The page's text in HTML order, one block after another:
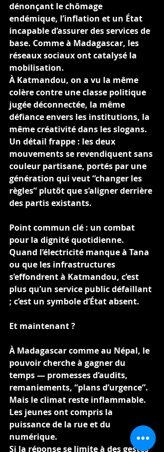
dénonçant le chômage
endémique, l’inflation et un État
incapable d’assurer des services de
base. Comme à Madagascar, les
réseaux sociaux ont catalysé la
mobilisation.
À Katmandou, on a vu la même
colère contre une classe politique
jugée déconnectée, la même
défiance envers les institutions, la
même créativité dans les slogans.
Un détail frappe : les deux
mouvements se revendiquent sans
couleur partisane, portés par une
génération qui veut “changer les
règles” plutôt que s’aligner derrière
des partis existants.
Point commun clé : un combat
pour la dignité quotidienne.
Quand l’électricité manque à Tana
ou que les infrastructures
s’effondrent à Katmandou, c’est
plus qu’un service public défaillant
; c’est un symbole d’État absent.
Et maintenant ?
À Madagascar comme au Népal, le
pouvoir cherche à gagner du
temps — promesses d’audits,
remaniements, “plans d’urgence”.
Mais le climat reste inflammable.
Les jeunes ont compris la
puissance de la rue et du
numérique.
Si la réponse se limite à des gestes